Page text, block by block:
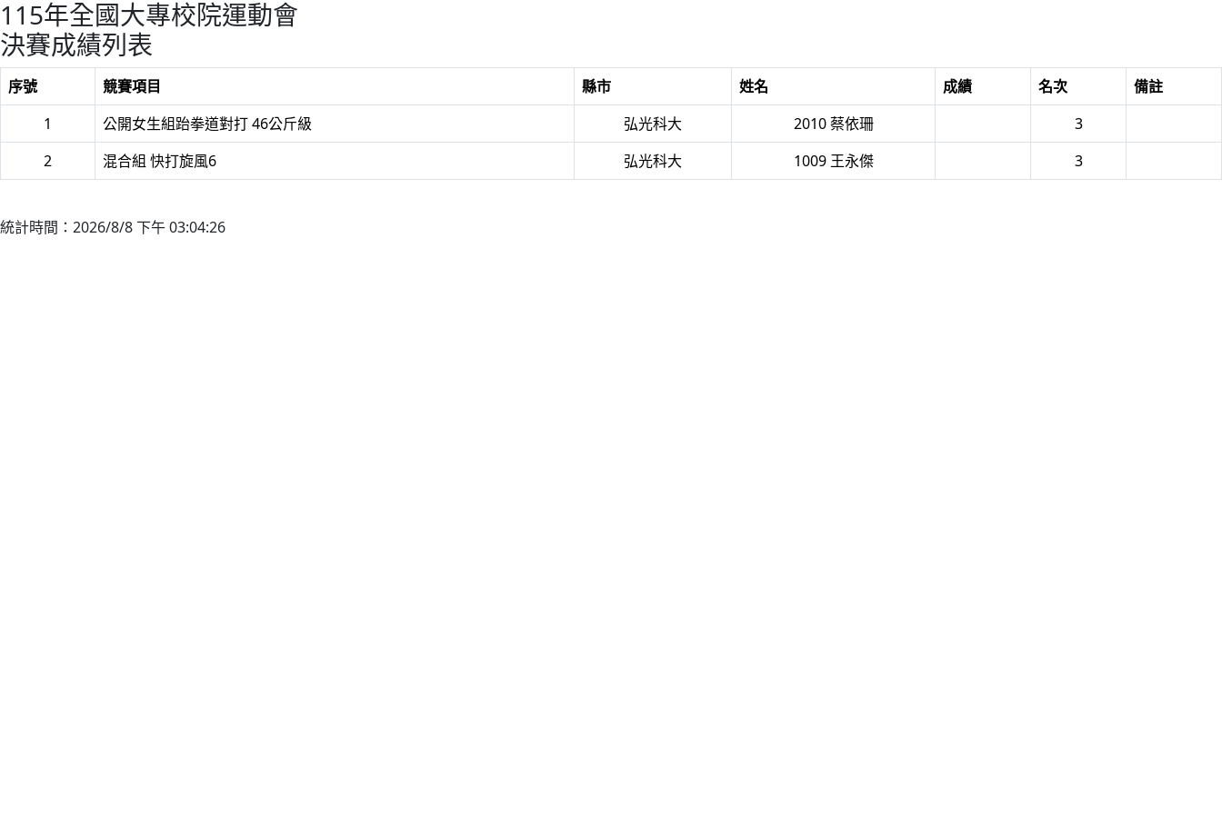
115年全國大專校院運動會
決賽成績列表
序號 競賽項目 縣市 姓名 成績 名次
備註
1
公開女生組跆拳道對打 46公斤級 弘光科大 2010 蔡依珊
3
2
混合組 快打旋風6 弘光科大 1009 王永傑 3
統計時間：2026/8/8 下午 03:04:26